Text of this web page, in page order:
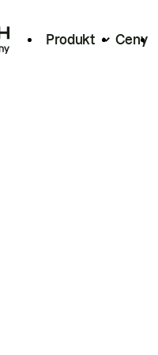
Produkt Ceny